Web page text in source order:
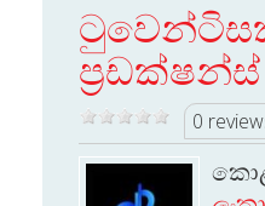
ප්‍රඩක්ෂන්ස්
0